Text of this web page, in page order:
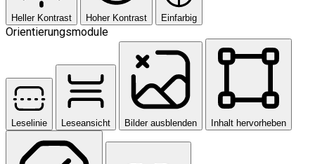
Heller Kontrast Hoher Kontrast Einfarbig
Orientierungsmodule
Leselinie Leseansicht Bilder ausblenden Inhalt hervorheben